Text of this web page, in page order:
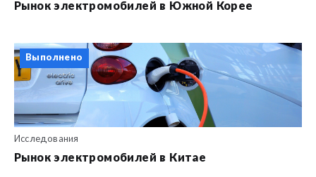
Рынок электромобилей в Южной Корее
Выполнено
Исследования
Рынок электромобилей в Китае